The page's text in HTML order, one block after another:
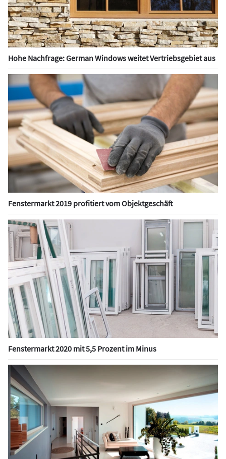
Hohe Nachfrage: German Windows weitet Vertriebsgebiet aus
Fenstermarkt 2019 profitiert vom Objektgeschäft
Fenstermarkt 2020 mit 5,5 Prozent im Minus